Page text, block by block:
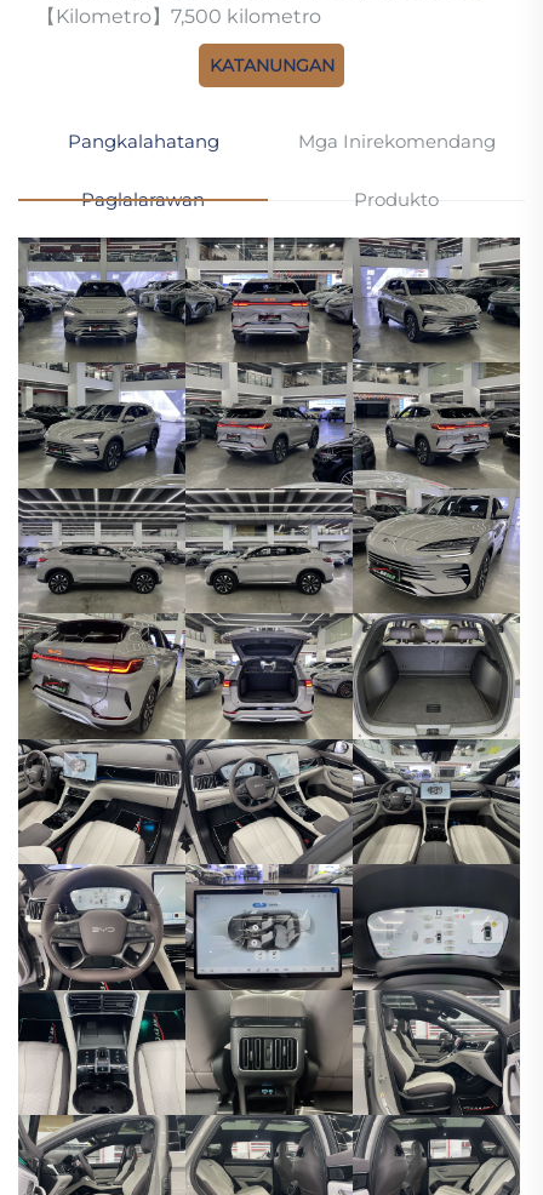
【Kilometro】7,500 kilometro
KATANUNGAN
Pangkalahatang
Paglalarawan
Mga Inirekomendang
Produkto